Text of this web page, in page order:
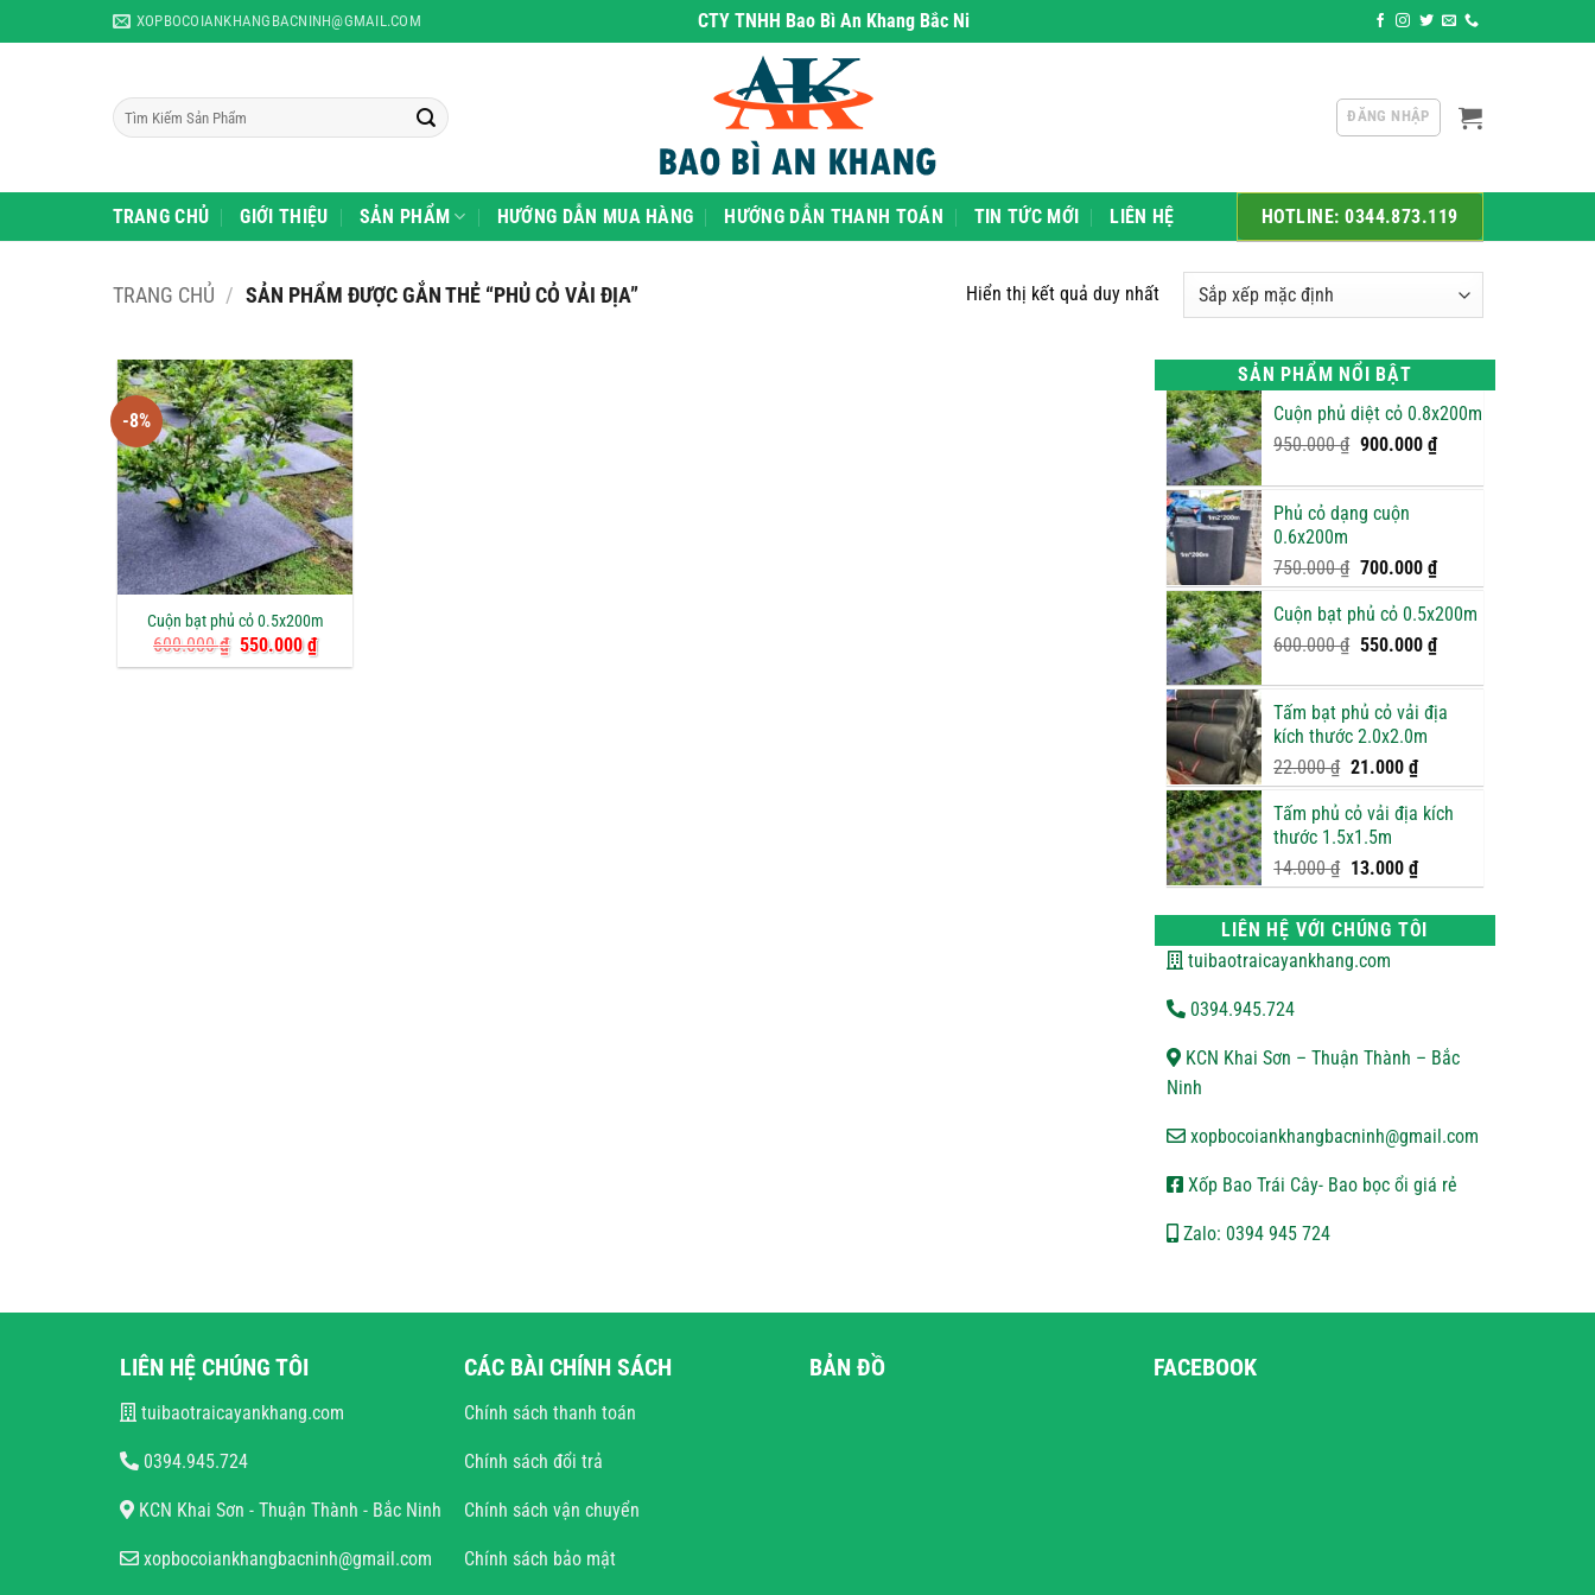
to
XOPBOCOIANKHANGBACNINH@GMAIL.COM CTY TNHH Bao Bì An Khang Bắc Ninh- chuyên phân phối sỉ và lẻ các sản phẩm như: Xốp bọc trái cây, xốp Pe Foam,
Tìm
kiếm:
ĐĂNG NHẬP
TRANG CHỦ GIỚI THIỆU SẢN PHẨM HƯỚNG DẪN MUA HÀNG HƯỚNG DẪN THANH TOÁN TIN TỨC MỚI LIÊN HỆ HOTLINE: 0344.873.119
TRANG CHỦ / SẢN PHẨM ĐƯỢC GẮN THẺ “PHỦ CỎ VẢI ĐỊA” Hiển thị kết quả duy nhất
-8%
Cuộn bạt phủ cỏ 0.5x200m
600.000₫ Giá
gốc
550.000₫Giá
hiện
SẢN PHẨM NỔI BẬT
Cuộn phủ diệt cỏ 0.8x200m
950.000₫ Giá
là:
950.000 ₫.
900.000₫Giá
tại
Phủ cỏ dạng cuộn
0.6x200m
750.000₫ Giá
gốc
là:
750.000 ₫.
700.000₫Giá
hiện
tại
là:
Cuộn bạt phủ cỏ 0.5x200m
600.000₫ Giá
là:
600.000 ₫.
550.000₫Giá
tại
là:
Tấm bạt phủ cỏ vải địa
kích thước 2.0x2.0m
22.000₫ Giá
gốc
là:
22.000 ₫.
21.000₫Giá
hiện
tại
21.000 ₫.
Tấm phủ cỏ vải địa kích
thước 1.5x1.5m
14.000₫ Giá
gốc
là:
14.000 ₫.
13.000₫Giá
hiện
tại
là:
LIÊN HỆ VỚI CHÚNG TÔI
tuibaotraicayankhang.com
0394.945.724
KCN Khai Sơn – Thuận Thành – Bắc
Ninh
xopbocoiankhangbacninh@gmail.com
Xốp Bao Trái Cây- Bao bọc ổi giá rẻ
Zalo: 0394 945 724
LIÊN HỆ CHÚNG TÔI
tuibaotraicayankhang.com
0394.945.724
KCN Khai Sơn - Thuận Thành - Bắc Ninh
xopbocoiankhangbacninh@gmail.com
CÁC BÀI CHÍNH SÁCH
Chính sách thanh toán
Chính sách đổi trả
Chính sách vận chuyển
Chính sách bảo mật
BẢN ĐỒ FACEBOOK